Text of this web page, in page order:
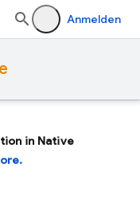
Anmelden
in Native